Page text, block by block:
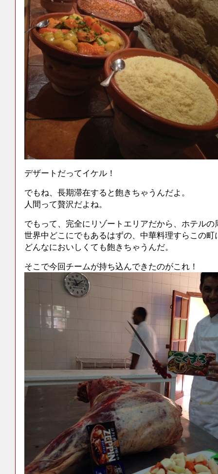
デザートだってイケル！
でもね、長期滞在すると飽きちゃうんだよ。
人間って贅沢だよね。
でもって、完全にリゾートエリアだから、ホテル
世界中どこにでもあるはずの、中華料理すらこの町
どんなにおいしくても飽きちゃうんだ。
そこで今回チームが持ち込んできたのがこれ！